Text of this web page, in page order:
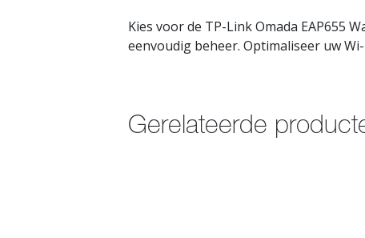
Kies voor de TP-Link Omada EAP655
eenvoudig beheer. Optimaliseer uw
Gerelateerde